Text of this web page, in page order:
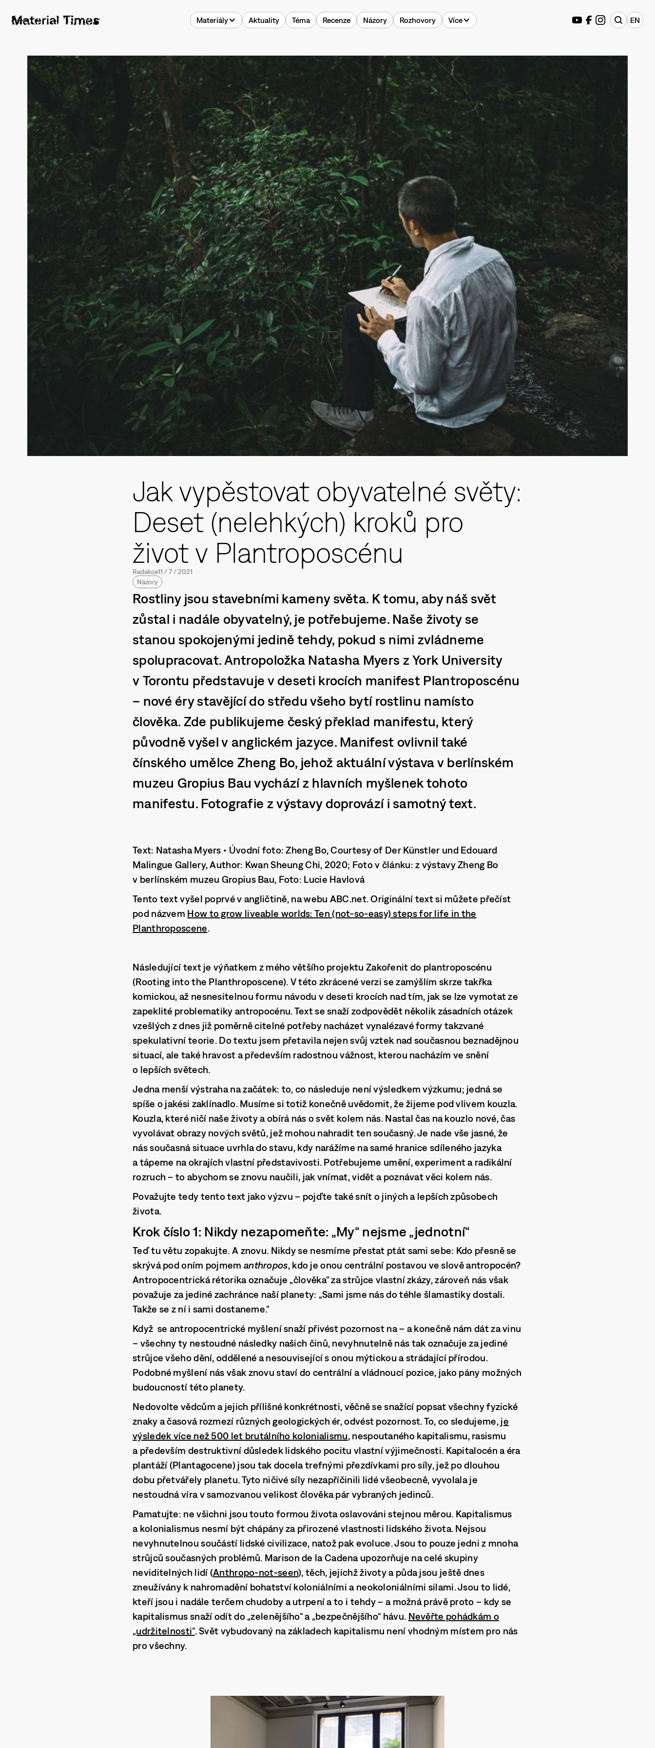
Materiály Aktuality Téma Recenze Názory Rozhovory Více EN
Jak vypěstovat obyvatelné světy:
Deset (nelehkých) kroků pro
život v Plantroposcénu
Redakce11 /7/2021
Názory
Rostliny jsou stavebními kameny světa. K tomu, aby náš svět
zůstal i nadále obyvatelný, je potřebujeme. Naše životy se
stanou spokojenými jedině tehdy, pokud s nimi zvládneme
spolupracovat. Antropoložka Natasha Myers z York University
v Torontu představuje v deseti krocích manifest Plantroposcénu
– nové éry stavějící do středu všeho bytí rostlinu namísto
člověka. Zde publikujeme český překlad manifestu, který
původně vyšel v anglickém jazyce. Manifest ovlivnil také
čínského umělce Zheng Bo, jehož aktuální výstava v berlínském
muzeu Gropius Bau vychází z hlavních myšlenek tohoto
manifestu. Fotografie z výstavy doprovází i samotný text.
Text: Natasha Myers • Úvodní foto: Zheng Bo, Courtesy of Der Künstler und Edouard
Malingue Gallery, Author: Kwan Sheung Chi, 2020; Foto v článku: z výstavy Zheng Bo
v berlínském muzeu Gropius Bau, Foto: Lucie Havlová
Tento text vyšel poprvé v angličtině, na webu ABC.net. Originální text si můžete přečíst
pod názvem How to grow liveable worlds: Ten (not-so-easy) steps for life in the
Planthroposcene.
Následující text je výňatkem z mého většího projektu Zakořenit do plantroposcénu
(Rooting into the Planthroposcene). V této zkrácené verzi se zamýšlím skrze takřka
komickou, až nesnesitelnou formu návodu v deseti krocích nad tím, jak se lze vymotat ze
zapeklité problematiky antropocénu. Text se snaží zodpovědět několik zásadních otázek
vzešlých z dnes již poměrně citelné potřeby nacházet vynalézavé formy takzvané
spekulativní teorie. Do textu jsem přetavila nejen svůj vztek nad současnou beznadějnou
situací, ale také hravost a především radostnou vážnost, kterou nacházím ve snění
o lepších světech.
Jedna menší výstraha na začátek: to, co následuje není výsledkem výzkumu; jedná se
spíše o jakési zaklínadlo. Musíme si totiž konečně uvědomit, že žijeme pod vlivem kouzla.
Kouzla, které ničí naše životy a obírá nás o svět kolem nás. Nastal čas na kouzlo nové, čas
vyvolávat obrazy nových světů, jež mohou nahradit ten současný. Je nade vše jasné, že
nás současná situace uvrhla do stavu, kdy narážíme na samé hranice sdíleného jazyka
a tápeme na okrajích vlastní představivosti. Potřebujeme umění, experiment a radikální
rozruch – to abychom se znovu naučili, jak vnímat, vidět a poznávat věci kolem nás.
Považujte tedy tento text jako výzvu – pojďte také snít o jiných a lepších způsobech
života.
Krok číslo 1: Nikdy nezapomeňte: „My“ nejsme „jednotní“
Teď tu větu zopakujte. A znovu. Nikdy se nesmíme přestat ptát sami sebe: Kdo přesně se
skrývá pod oním pojmem anthropos, kdo je onou centrální postavou ve slově antropocén?
Antropocentrická rétorika označuje „člověka“ za strůjce vlastní zkázy, zároveň nás však
považuje za jediné zachránce naší planety: „Sami jsme nás do téhle šlamastiky dostali.
Takže se z ní i sami dostaneme.“
Když se antropocentrické myšlení snaží přivést pozornost na – a konečně nám dát za vinu
– všechny ty nestoudné následky našich činů, nevyhnutelně nás tak označuje za jediné
strůjce všeho dění, oddělené a nesouvisející s onou mýtickou a strádající přírodou.
Podobné myšlení nás však znovu staví do centrální a vládnoucí pozice, jako pány možných
budoucností této planety.
Nedovolte vědcům a jejich přílišné konkrétnosti, věčně se snažící popsat všechny fyzické
znaky a časová rozmezí různých geologických ér, odvést pozornost. To, co sledujeme, je
výsledek více než 500 let brutálního kolonialismu, nespoutaného kapitalismu, rasismu
a především destruktivní důsledek lidského pocitu vlastní výjimečnosti. Kapitalocén a éra
plantáží (Plantagocene) jsou tak docela trefnými přezdívkami pro síly, jež po dlouhou
dobu přetvářely planetu. Tyto ničivé síly nezapříčinili lidé všeobecně, vyvolala je
nestoudná víra v samozvanou velikost člověka pár vybraných jedinců.
Pamatujte: ne všichni jsou touto formou života oslavováni stejnou měrou. Kapitalismus
a kolonialismus nesmí být chápány za přirozené vlastnosti lidského života. Nejsou
nevyhnutelnou součástí lidské civilizace, natož pak evoluce. Jsou to pouze jedni z mnoha
strůjců současných problémů. Marison de la Cadenaupozorňuje na celé skupiny
neviditelných lidí (Anthropo-not-seen), těch, jejichž životy a půda jsou ještě dnes
zneužívány k nahromadění bohatství koloniálními a neokoloniálními silami. Jsou to lidé,
kteří jsou i nadále terčem chudoby a utrpení a to i tehdy – a možná právě proto – kdy se
kapitalismus snaží odít do „zelenějšího“ a „bezpečnějšího“ hávu. Nevěřte pohádkám o
„udržitelnosti“. Svět vybudovaný na základech kapitalismu není vhodným místem pro nás
pro všechny.